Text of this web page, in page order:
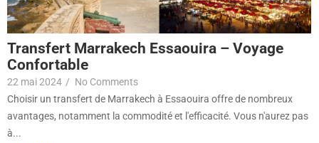
Transfert Marrakech Essaouira – Voyage
Confortable
22 mai 2024 / No Comments
Choisir un transfert de Marrakech à Essaouira offre de nombreux
avantages, notamment la commodité et l'efficacité. Vous n'aurez pas
à...